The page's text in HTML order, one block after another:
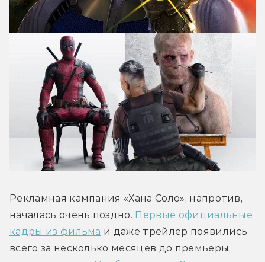
Рекламная кампания «Хана Соло», напротив,
началась очень поздно. Первые официальные
кадры из фильма и даже трейлер появились
всего за несколько месяцев до премьеры,